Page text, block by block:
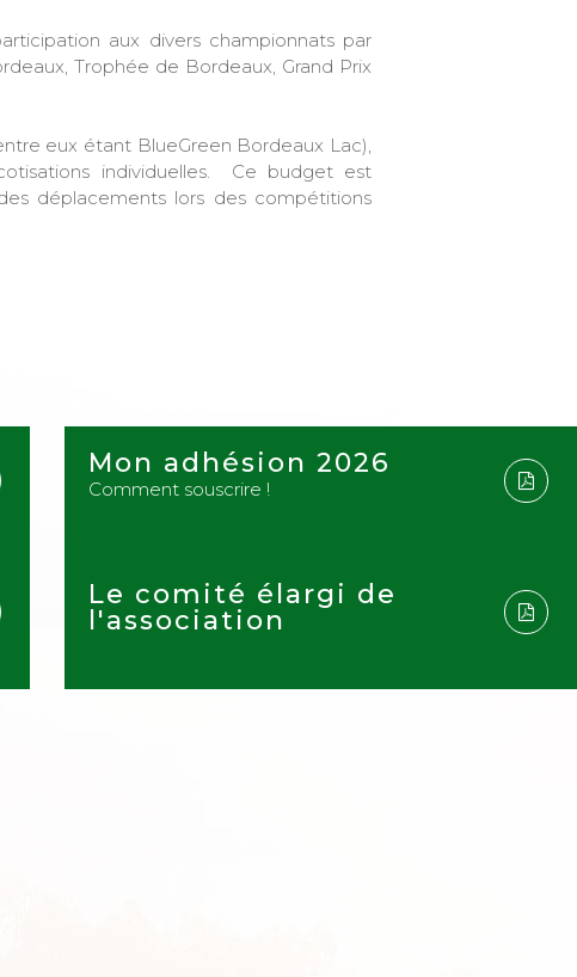
aux divers championnats par
Trophée de Bordeaux, Grand Prix
eux étant BlueGreen Bordeaux Lac),
individuelles. Ce budget est
déplacements lors des compétitions
Mon adhésion 2026
Comment souscrire !
Le comité élargi de
l'association